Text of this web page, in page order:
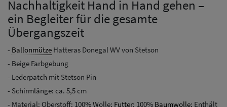
Nachhaltigkeit Hand in Hand gehen –
ein Begleiter für die gesamte
Übergangszeit
- Ballonmütze Hatteras Donegal WV von Stetson
- Beige Farbgebung
- Lederpatch mit Stetson Pin
- Schirmlänge: ca. 5,5 cm
- Material: Oberstoff: 100% Wolle; Futter: 100% Baumwolle; Enthält